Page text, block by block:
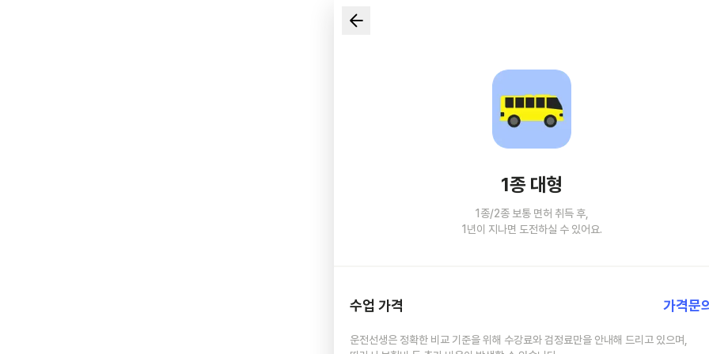
1종 대형
1종/2종 보통 면허 취득 후,
1년이 지나면 도전하실 수 있어요.
수업 가격 가격문
운전선생은 정확한 비교 기준을 위해 수강료와 검정료만을 안내해 드리고 있으며,